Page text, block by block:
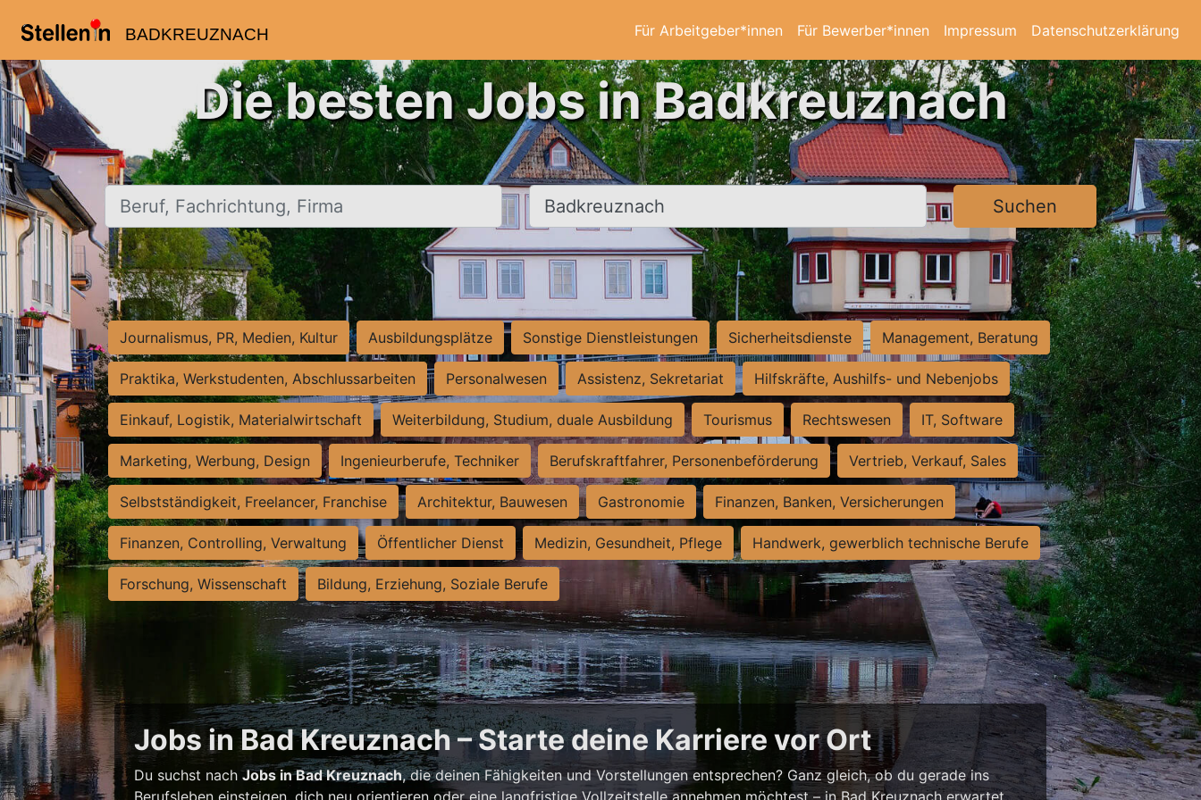
BADKREUZNACH Für Arbeitgeber*innen Für Bewerber*innen Impressum Datenschutzerklärung
Die besten Jobs in Badkreuznach
Beruf, Fachrichtung, Firma Ort, Stadt Suchen
Journalismus, PR, Medien, Kultur Ausbildungsplätze Sonstige Dienstleistungen Sicherheitsdienste Management, Beratung
Praktika, Werkstudenten, Abschlussarbeiten Personalwesen Assistenz, Sekretariat Hilfskräfte, Aushilfs- und Nebenjobs
Einkauf, Logistik, Materialwirtschaft Weiterbildung, Studium, duale Ausbildung Tourismus Rechtswesen IT, Software
Marketing, Werbung, Design Ingenieurberufe, Techniker Berufskraftfahrer, Personenbeförderung Vertrieb, Verkauf, Sales
Selbstständigkeit, Freelancer, Franchise Architektur, Bauwesen Gastronomie Finanzen, Banken, Versicherungen
Finanzen, Controlling, Verwaltung Öffentlicher Dienst Medizin, Gesundheit, Pflege Handwerk, gewerblich technische Berufe
Forschung, Wissenschaft Bildung, Erziehung, Soziale Berufe
Jobs in Bad Kreuznach – Starte deine Karriere vor Ort
Du suchst nachJobs in Bad Kreuznach, die deinen Fähigkeiten und Vorstellungen entsprechen? Ganz gleich, ob du gerade ins